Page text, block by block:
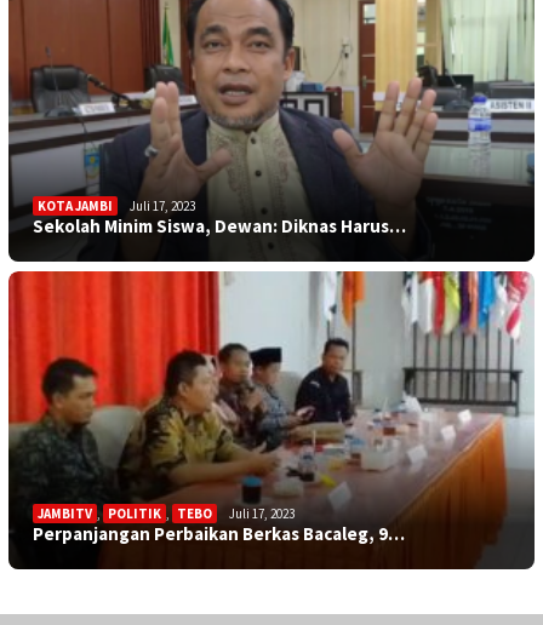
KOTA JAMBI Juli 17, 2023
Sekolah Minim Siswa, Dewan: Diknas Harus…
JAMBITV , POLITIK TEBO Juli 17, 2023
Perpanjangan Perbaikan Berkas Bacaleg, 9…